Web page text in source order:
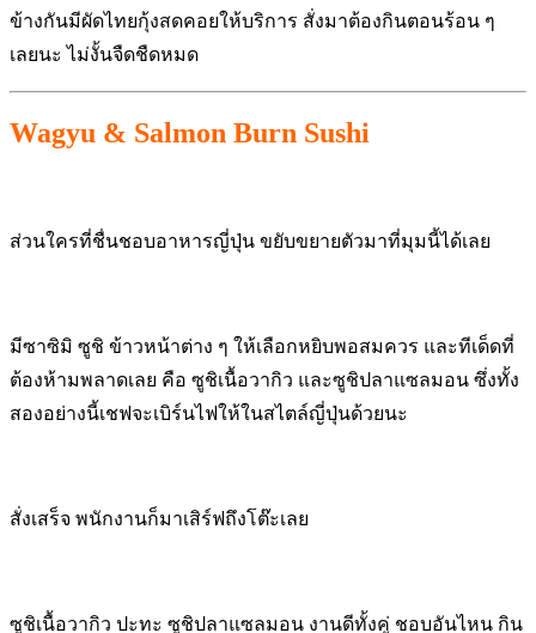
ข้างกันมีผัดไทยกุ้งสดคอยให้บริการ สั่งมาต้องกินตอนร้อน ๆ
เลยนะ ไม่งั้นจืดชืดหมด
Wagyu & Salmon Burn Sushi
ส่วนใครที่ชื่นชอบอาหารญี่ปุ่น ขยับขยายตัวมาที่มุมนี้ได้เลย
มีซาซิมิ ซูชิ ข้าวหน้าต่าง ๆ ให้เลือกหยิบพอสมควร และทีเด็ดที่
ต้องห้ามพลาดเลย คือ ซูชิเนื้อวากิว และซูชิปลาแซลมอน ซึ่งทั้ง
สองอย่างนี้เชฟจะเบิร์นไฟให้ในสไตล์ญี่ปุ่นด้วยนะ
สั่งเสร็จ พนักงานก็มาเสิร์ฟถึงโต๊ะเลย
ซูชิเนื้อวากิว ปะทะ ซูชิปลาแซลมอน งานดีทั้งคู่ ชอบอันไหน กิน